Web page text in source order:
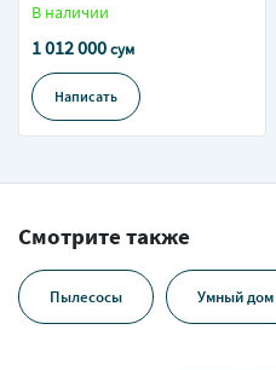
В наличии
1 012 000сум
Написать
Смотрите также
Пылесосы Умный дом